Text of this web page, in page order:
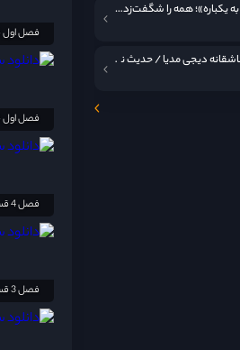
یکباره»؛ همه را شگفت‌زده کرد!
فصل اول قسمت 5
فصل اول قسمت 1 و 2
فصل 3 قسمت 7 نسخه دوبله فارسی اضافه شد